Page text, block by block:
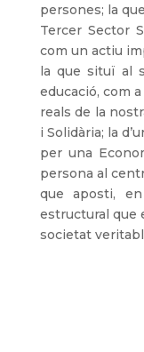
persones; la
Tercer Sector
com un actiu
la que situï al
educació, com
reals de la
i Solidària; la
per una
persona al
que aposti,
estructural que
societat